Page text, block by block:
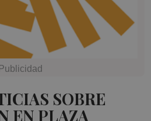
SOBRE
EN PLAZA